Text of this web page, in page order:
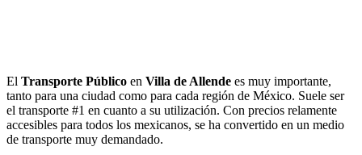
El Transporte Público en Villa de Allende es muy importante,
tanto para una ciudad como para cada región de México. Suele ser
el transporte #1 en cuanto a su utilización. Con precios relamente
accesibles para todos los mexicanos, se ha convertido en un medio
de transporte muy demandado.